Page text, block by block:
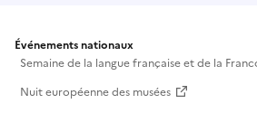
Événements nationaux
Semaine de la langue française et de la
Nuit européenne des musées